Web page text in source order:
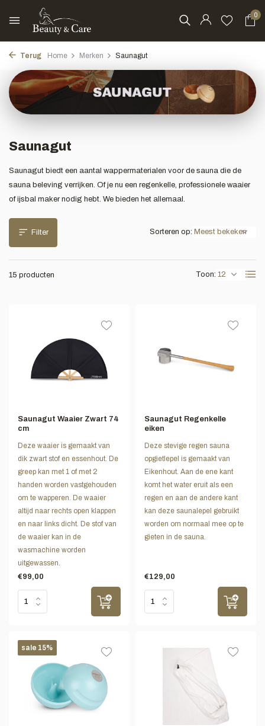
0
Terug Home Merken Saunagut
Saunagut
Saunagut biedt een aantal wappermaterialen voor de sauna die de
sauna beleving verrijken. Of je nu een regenkelle, professionele waaier
of ijsbal maker nodig hebt. We bieden het allemaal.
Filter
15 producten Toon:
Sorteren op:
Saunagut Waaier Zwart 74
cm
Deze waaier is gemaakt van
dik zwart stof en essenhout. De
greep kan met 1 of met 2
handen worden vastgehouden
om te wapperen. De waaier
altijd naar rechts open klappen
en naar links dicht. De stof van
de waaier kan in de
wasmachine worden
uitgewassen.
€99,00
Saunagut Regenkelle
eiken
Deze stevige regen sauna
opgietlepel is gemaakt van
Eikenhout. Aan de ene kant
komt het water eruit als een
regen en aan de andere kant
kan deze saunalepel gebruikt
worden om normaal mee op te
gieten in de sauna.
€129,00
sale 15%